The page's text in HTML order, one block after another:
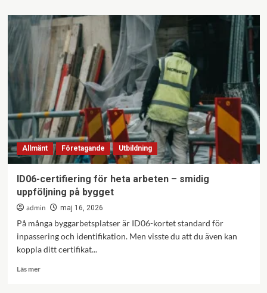
När
företaget
växer
kontor
en
checklista
för
vad
som
händer
härnäst
Allmänt Företagande Utbildning
ID06-certifiering för heta arbeten – smidig
uppföljning på bygget
admin maj 16, 2026
På många byggarbetsplatser är ID06-kortet standard för
inpassering och identifikation. Men visste du att du även kan
koppla ditt certifikat...
Läs merLäs